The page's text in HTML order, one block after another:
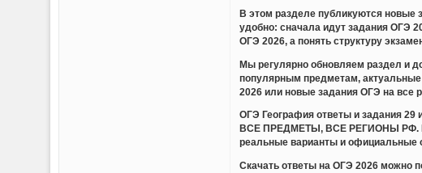
В этом разделе публикуются
удобно: сначала идут задания ОГЭ
ОГЭ 2026, а понять структуру
Мы регулярно обновляем раздел и
популярным предметам,
2026 или новые задания ОГЭ на все
ОГЭ География ответы и
ВСЕ ПРЕДМЕТЫ, ВСЕ РЕГИОНЫ РФ.
реальные варианты и официальные
Скачать ответы на ОГЭ 2026 можно